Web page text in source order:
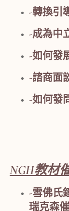
-轉換引
-成為中
-如何發
-諮商面
-如何發
NGH教材
-雪佛氏
瑞克森